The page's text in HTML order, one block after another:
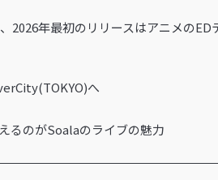
2026年最初のリリースはアニメのED
へ
るのがSoalaのライブの魅力